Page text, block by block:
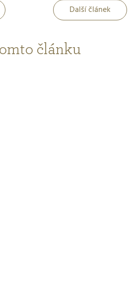
Další článek
článku